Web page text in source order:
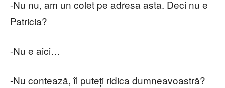
-Nu nu, am un colet pe adresa asta. Deci nu e
Patricia?
-Nu e aici…
-Nu contează, îl puteți ridica dumneavoastră?